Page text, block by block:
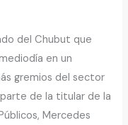
del Chubut que
en un
gremios del sector
de la titular de la
Mercedes